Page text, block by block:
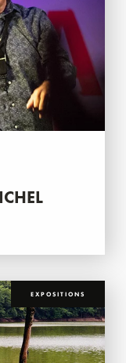
EXPOSITIONS